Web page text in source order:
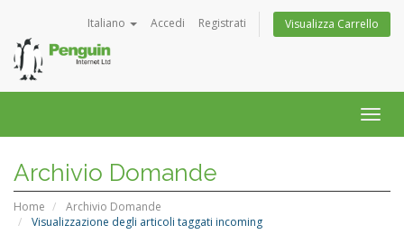
Italiano Accedi Registrati Visualizza Carrello
Archivio Domande
Home
Archivio Domande
Visualizzazione degli articoli taggati incoming